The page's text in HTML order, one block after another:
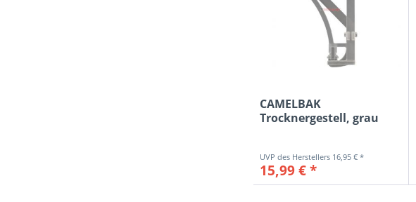
CAMELBAK
Trocknergestell, grau
16,95 € *
15,99 € *